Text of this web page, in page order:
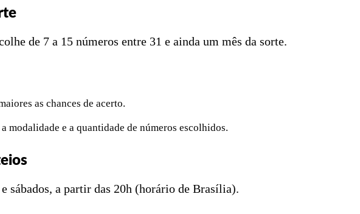
de 7 a 15 números entre 31 e ainda um mês da sorte.
as chances de acerto.
modalidade e a quantidade de números escolhidos.
sábados, a partir das 20h (horário de Brasília).